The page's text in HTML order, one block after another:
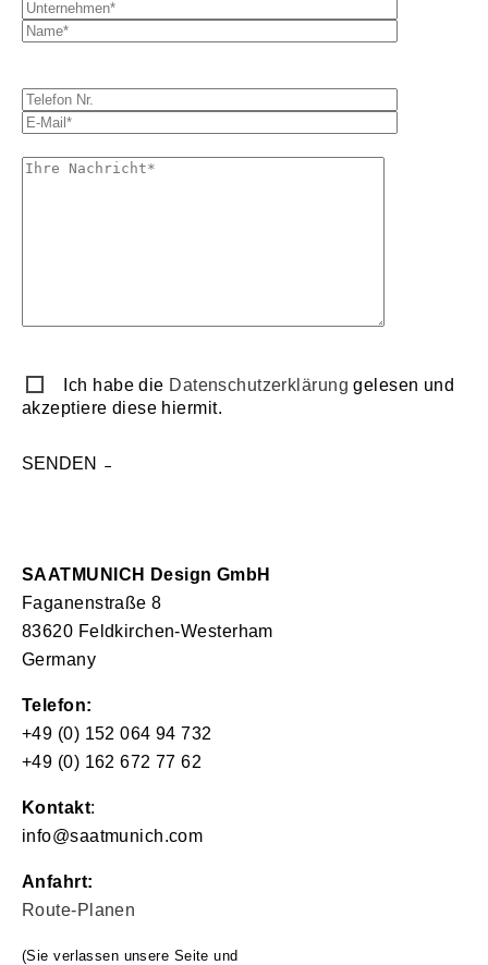
Ich habe die Datenschutzerklärung gelesen und
akzeptiere diese hiermit.
SAATMUNICH Design GmbH
Faganenstraße 8
83620 Feldkirchen-Westerham
Germany
Telefon:
+49 (0) 152 064 94 732
+49 (0) 162 672 77 62
Kontakt:
info@saatmunich.com
Anfahrt:
Route-Planen
(Sie verlassen unsere Seite und